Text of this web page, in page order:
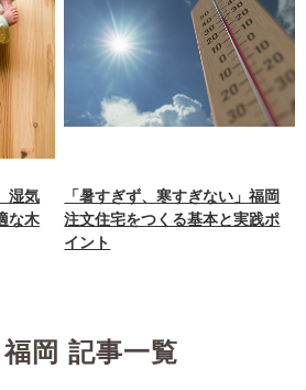
湿気
な木
「暑すぎず、寒すぎない」福岡
注文住宅をつくる基本と実践ポ
イント
岡 記事一覧